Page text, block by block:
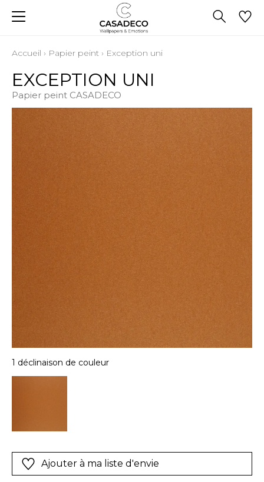
Accueil › Papier peint › Exception uni
EXCEPTION UNI
Papier peint CASADECO
1 déclinaison de couleur
Ajouter à ma liste d'envie